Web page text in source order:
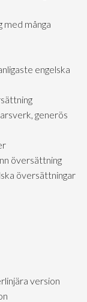
med många
engelska
generös
översättning
översättningar
version